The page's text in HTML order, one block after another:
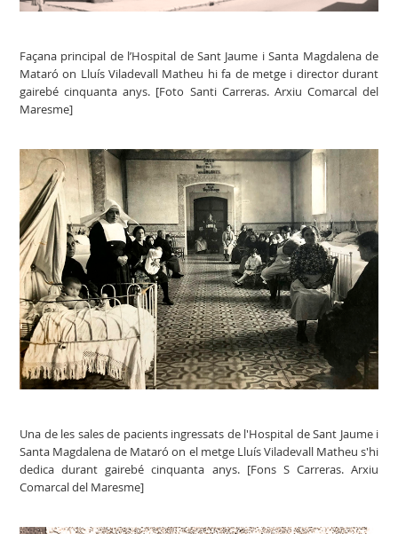
Façana principal de l’Hospital de Sant Jaume i Santa Magdalena de
Mataró on Lluís Viladevall Matheu hi fa de metge i director durant
gairebé cinquanta anys. [Foto Santi Carreras. Arxiu Comarcal del
Maresme]
Una de les sales de pacients ingressats de l'Hospital de Sant Jaume i
Santa Magdalena de Mataró on el metge Lluís Viladevall Matheu s'hi
dedica durant gairebé cinquanta anys. [Fons S Carreras. Arxiu
Comarcal del Maresme]